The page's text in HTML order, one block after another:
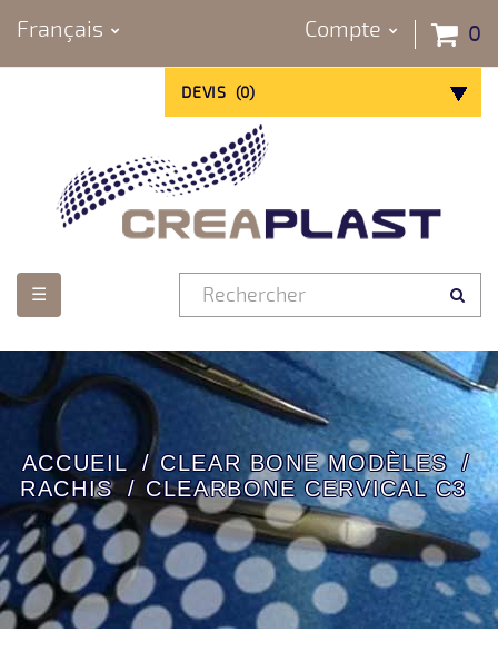
Français 0
Compte
DEVIS (0)
Basculer
☰
ACCUEIL
CLEAR BONE MODÈLES
RACHIS
CLEARBONE CERVICAL C3